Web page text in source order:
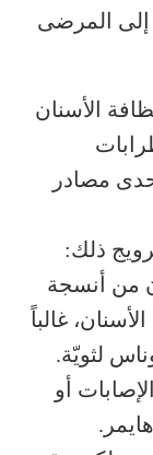
1.40 بالنسبة إلى المرضى
الأسنان
مصادر
ذلك:
من أنسجة
غالباً
لثويّة.
أو